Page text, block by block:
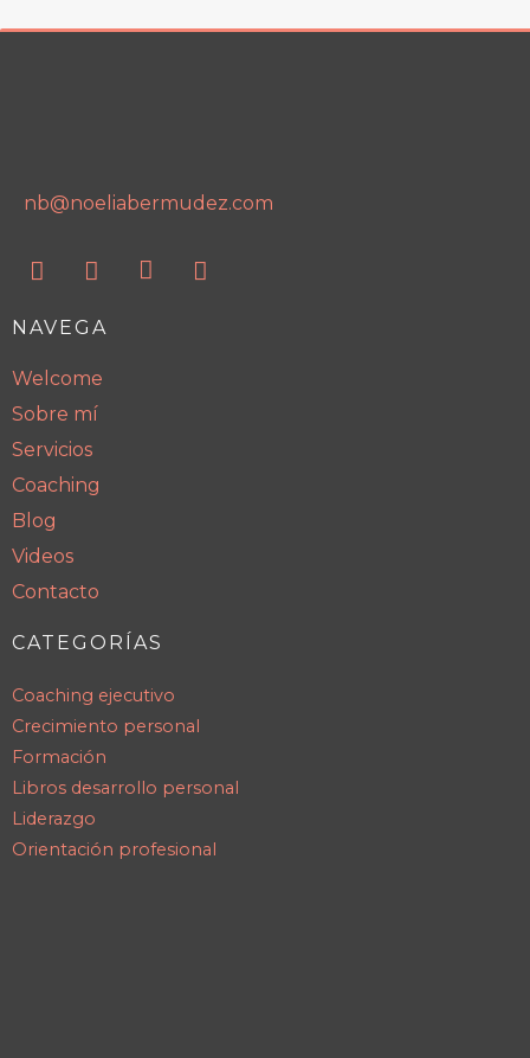
nb@noeliabermudez.com
NAVEGA
Welcome
Sobre mí
Servicios
Coaching
Blog
Videos
Contacto
CATEGORÍAS
Coaching ejecutivo
Crecimiento personal
Formación
Libros desarrollo personal
Liderazgo
Orientación profesional